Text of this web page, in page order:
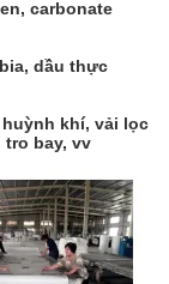
carbonate
dầu thực
khí, vải lọc
tro bay, vv